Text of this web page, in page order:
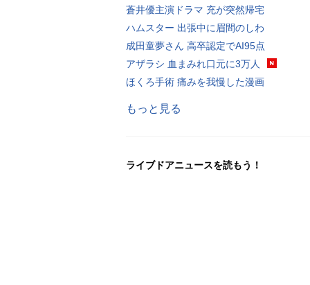
蒼井優主演ドラマ 充が突然帰宅
ハムスター 出張中に眉間のしわ
成田童夢さん 高卒認定でAI95点
アザラシ 血まみれ口元に3万人
ほくろ手術 痛みを我慢した漫画
もっと見る
ライブドアニュースを読もう！